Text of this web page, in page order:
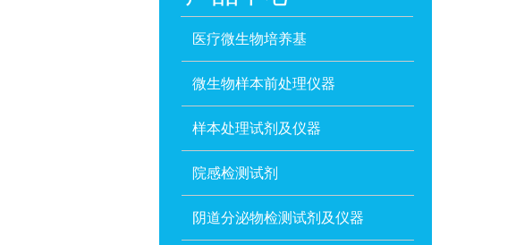
医疗微生物培养基
微生物样本前处理仪器
样本处理试剂及仪器
院感检测试剂
阴道分泌物检测试剂及仪器